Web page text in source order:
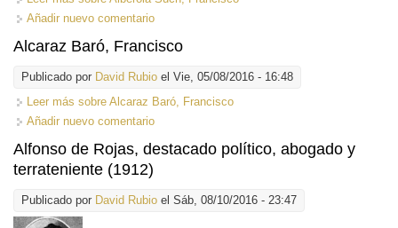
Añadir nuevo comentario
Alcaraz Baró, Francisco
Publicado por David Rubio el Vie, 05/08/2016 - 16:48
Leer más sobre Alcaraz Baró, Francisco
Añadir nuevo comentario
Alfonso de Rojas, destacado político, abogado y
terrateniente (1912)
Publicado por David Rubio el Sáb, 08/10/2016 - 23:47